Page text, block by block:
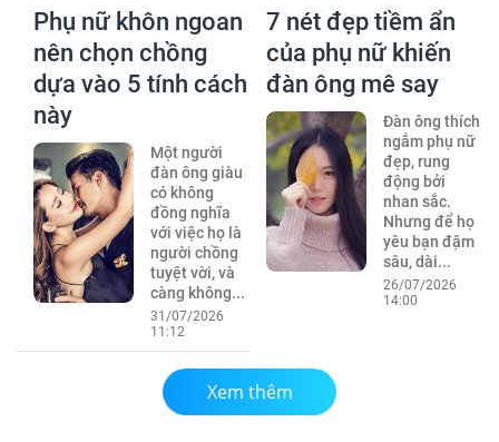
Phụ nữ khôn ngoan
nên chọn chồng
dựa vào 5 tính cách
này
Một người
đàn ông giàu
có không
đồng nghĩa
với việc họ là
người chồng
tuyệt vời, và
càng không...
31/07/2026
11:12
7 nét đẹp tiềm ẩn
của phụ nữ khiến
đàn ông mê say
Đàn ông thích
ngắm phụ nữ
đẹp, rung
động bởi
nhan sắc.
Nhưng để họ
yêu bạn đậm
sâu, dài...
26/07/2026
14:00
Xem thêm